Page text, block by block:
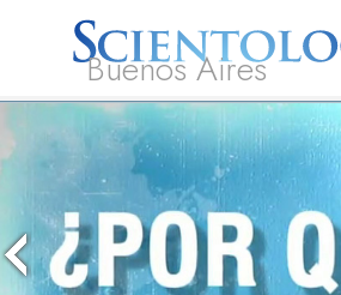
Buenos Aires
L. Ronald
¿Qué es
Scientology?
Ministros
Voluntarios